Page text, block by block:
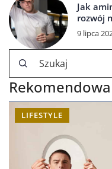
Jak
rozwój
9 lipca
LIFESTYLE